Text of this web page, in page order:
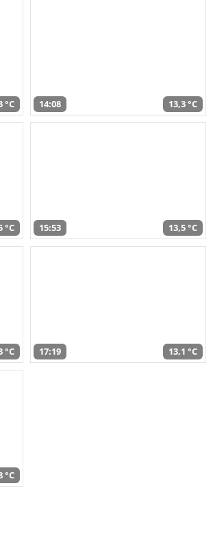
°C 14:08 13,3 °C
°C 15:53 13,5 °C
°C 17:19 13,1 °C
°C